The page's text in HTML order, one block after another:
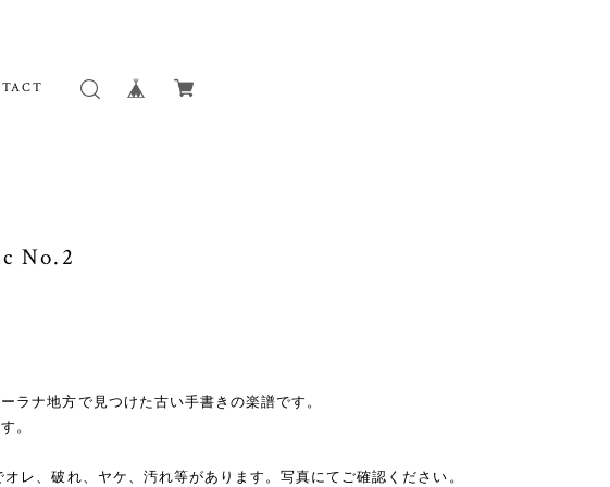
No.2
ラナ地方で見つけた古い手書きの楽譜です。
。
レ、破れ、ヤケ、汚れ等があります。写真にてご確認ください。